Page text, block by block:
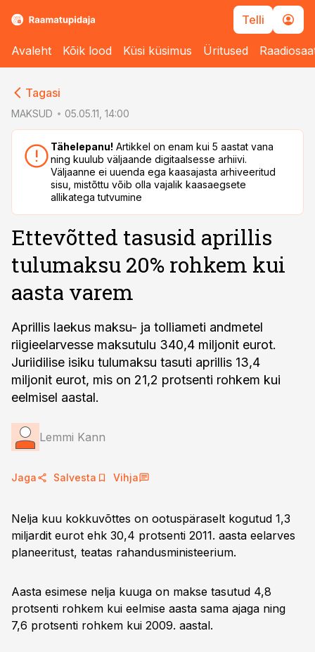
Telli
Avaleht Kõik lood Küsi küsimus Üritused
Tagasi
MAKSUD 05.05.11, 14:00
Tähelepanu! Artikkel on enam kui 5 aastat vana
ning kuulub väljaande digitaalsesse arhiivi.
Väljaanne ei uuenda ega kaasajasta arhiveeritud
sisu, mistõttu võib olla vajalik kaasaegsete
allikatega tutvumine
Ettevõtted tasusid aprillis
tulumaksu 20% rohkem kui
aasta varem
Aprillis laekus maksu- ja tolliameti andmetel
riigieelarvesse maksutulu 340,4 miljonit eurot.
Juriidilise isiku tulumaksu tasuti aprillis 13,4
miljonit eurot, mis on 21,2 protsenti rohkem kui
eelmisel aastal.
Lemmi Kann
Jaga Salvesta Vihja
Nelja kuu kokkuvõttes on ootuspäraselt kogutud 1,3
miljardit eurot ehk 30,4 protsenti 2011. aasta eelarves
planeeritust, teatas rahandusministeerium.
Aasta esimese nelja kuuga on makse tasutud 4,8
protsenti rohkem kui eelmise aasta sama ajaga ning
7,6 protsenti rohkem kui 2009. aastal.